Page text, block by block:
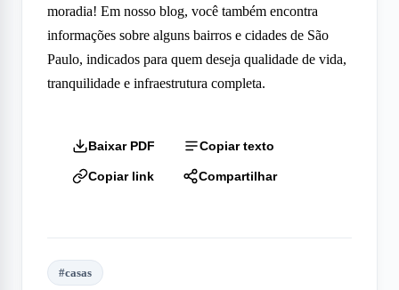
moradia! Em nosso blog, você também encontra
informações sobre alguns bairros e cidades de São
Paulo, indicados para quem deseja qualidade de vida,
tranquilidade e infraestrutura completa.
Baixar PDF Copiar texto
Copiar link Compartilhar
#casas